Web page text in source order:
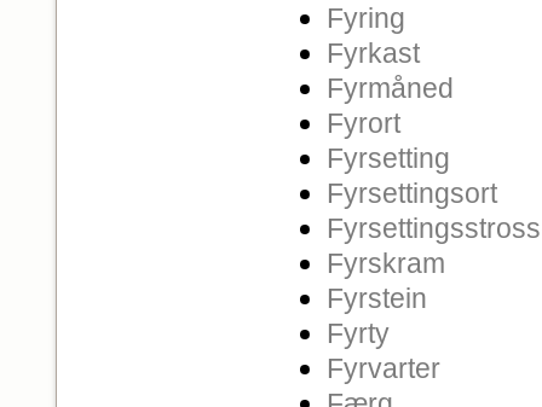
Fyring
Fyrkast
Fyrmåned
Fyrort
Fyrsetting
Fyrsettingsort
Fyrskram
Fyrstein
Fyrty
Fyrvarter